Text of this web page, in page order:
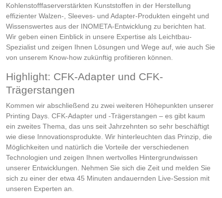
Kohlenstofffaserverstärkten Kunststoffen in der Herstellung
effizienter Walzen-, Sleeves- und Adapter-Produkten eingeht und
Wissenswertes aus der INOMETA-Entwicklung zu berichten hat.
Wir geben einen Einblick in unsere Expertise als Leichtbau-
Spezialist und zeigen Ihnen Lösungen und Wege auf, wie auch Sie
von unserem Know-how zukünftig profitieren können.
Highlight: CFK-Adapter und CFK-
Trägerstangen
Kommen wir abschließend zu zwei weiteren Höhepunkten unserer
Printing Days. CFK-Adapter und -Trägerstangen – es gibt kaum
ein zweites Thema, das uns seit Jahrzehnten so sehr beschäftigt
wie diese Innovationsprodukte. Wir hinterleuchten das Prinzip, die
Möglichkeiten und natürlich die Vorteile der verschiedenen
Technologien und zeigen Ihnen wertvolles Hintergrundwissen
unserer Entwicklungen. Nehmen Sie sich die Zeit und melden Sie
sich zu einer der etwa 45 Minuten andauernden Live-Session mit
unseren Experten an.